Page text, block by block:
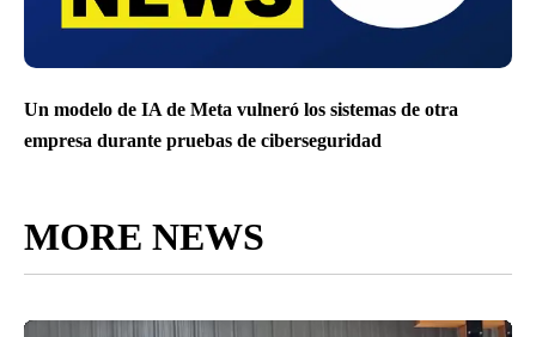
Un modelo de IA de Meta vulneró los sistemas de otra
empresa durante pruebas de ciberseguridad
MORE NEWS